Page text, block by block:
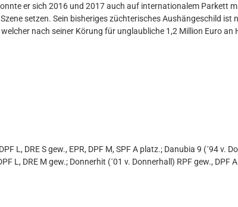
er sich 2016 und 2017 auch auf internationalem Parkett
setzen. Sein bisheriges züchterisches Aushängeschild
welcher nach seiner Körung für unglaubliche 1,2 Million Euro
L, DRE S gew., EPR, DPF M, SPF A platz.; Danubia 9 (´94 v.
L, DRE M gew.; Donnerhit (´01 v. Donnerhall) RPF gew.,